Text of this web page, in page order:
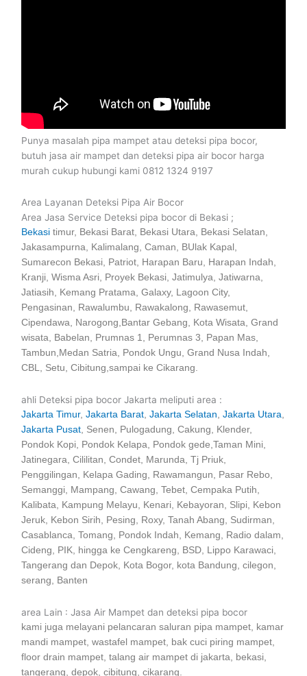
Punya masalah pipa mampet atau deteksi pipa bocor,
butuh jasa air mampet dan deteksi pipa air bocor harga
murah cukup hubungi kami 0812 1324 9197
Area Layanan Deteksi Pipa Air Bocor
Area Jasa Service Deteksi pipa bocor di Bekasi ;
Bekasi timur, Bekasi Barat, Bekasi Utara, Bekasi Selatan,
Jakasampurna, Kalimalang, Caman, BUlak Kapal,
Sumarecon Bekasi, Patriot, Harapan Baru, Harapan Indah,
Kranji, Wisma Asri, Proyek Bekasi, Jatimulya, Jatiwarna,
Jatiasih, Kemang Pratama, Galaxy, Lagoon City,
Pengasinan, Rawalumbu, Rawakalong, Rawasemut,
Cipendawa, Narogong,Bantar Gebang, Kota Wisata, Grand
wisata, Babelan, Prumnas 1, Perumnas 3, Papan Mas,
Tambun,Medan Satria, Pondok Ungu, Grand Nusa Indah,
CBL, Setu, Cibitung,sampai ke Cikarang.
ahli Deteksi pipa bocor Jakarta meliputi area :
Jakarta Timur,Jakarta Barat ,Jakarta Selatan ,Jakarta Utara
Jakarta Pusat , Senen, Pulogadung, Cakung, Klender,
Pondok Kopi, Pondok Kelapa, Pondok gede,Taman Mini,
Jatinegara, Cililitan, Condet, Marunda, Tj Priuk,
Penggilingan, Kelapa Gading, Rawamangun, Pasar Rebo,
Semanggi, Mampang, Cawang, Tebet, Cempaka Putih,
Kalibata, Kampung Melayu, Kenari, Kebayoran, Slipi, Kebon
Jeruk, Kebon Sirih, Pesing, Roxy, Tanah Abang, Sudirman,
Casablanca, Tomang, Pondok Indah, Kemang, Radio dalam,
Cideng, PIK, hingga ke Cengkareng, BSD, Lippo Karawaci,
Tangerang dan Depok, Kota Bogor, kota Bandung, cilegon,
serang, Banten
area Lain : Jasa Air Mampet dan deteksi pipa bocor
kami juga melayani pelancaran saluran pipa mampet, kamar
mandi mampet, wastafel mampet, bak cuci piring mampet,
floor drain mampet, talang air mampet di jakarta, bekasi,
tangerang, depok, cibitung, cikarang.